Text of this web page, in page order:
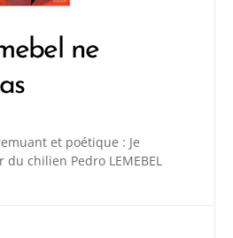
ne
et poétique : Je
chilien Pedro LEMEBEL